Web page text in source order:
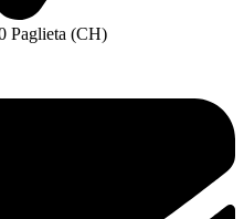
Paglieta (CH)